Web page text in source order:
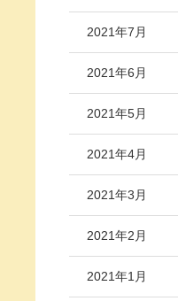
2021年7月
2021年6月
2021年5月
2021年4月
2021年3月
2021年2月
2021年1月